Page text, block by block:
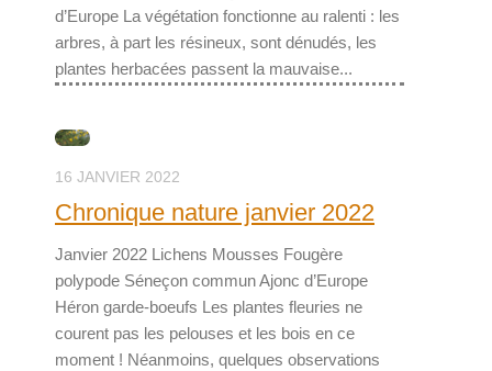
d’Europe La végétation fonctionne au ralenti : les
arbres, à part les résineux, sont dénudés, les
plantes herbacées passent la mauvaise...
16 JANVIER 2022
Chronique nature janvier 2022
Janvier 2022 Lichens Mousses Fougère
polypode Séneçon commun Ajonc d’Europe
Héron garde-boeufs Les plantes fleuries ne
courent pas les pelouses et les bois en ce
moment ! Néanmoins, quelques observations